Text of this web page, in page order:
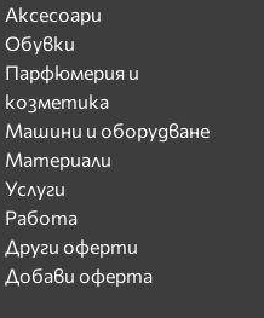
Аксесоари
Обувки
Парфюмерия и
козметика
Машини и оборудване
Материали
Услуги
Работа
Други оферти
Добави оферта